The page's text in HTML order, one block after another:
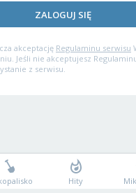
ZALOGUJ SIĘ
akceptację Regulaminu serwisu
Jeśli nie akceptujesz
z serwisu.
Hity